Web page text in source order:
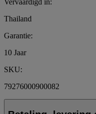
Vervaardigd in:
Thailand
Garantie:
10 Jaar
SKU:
79276000900082